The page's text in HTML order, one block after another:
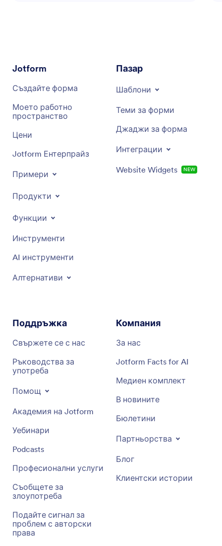
иновативни решения, асистентът овластява
организациите да оптимизират своите
обучителни инициативи.
Jotform
Създайте форма
Моето работно
пространство
Цени
Jotform Ентерпрайз
Примери
Продукти
Функции
Инструменти
AI инструменти
Алтернативи
Пазар
Шаблони
Теми за форми
Джаджи за форма
Интеграции
Website Widgets NEW
Поддръжка
Свържете се с нас
Ръководства за
употреба
Помощ
Академия на Jotform
Уебинари
Podcasts
Професионални услуги
Съобщете за
злоупотреба
Подайте сигнал за
проблем с авторски
права
Компания
За нас
Jotform Facts for AI
Медиен комплект
В новините
Бюлетини
Партньорства
Блог
Клиентски истории